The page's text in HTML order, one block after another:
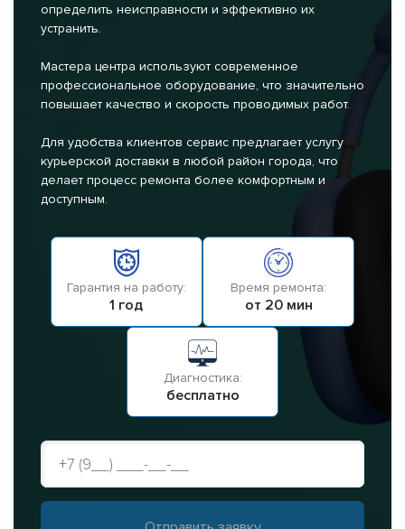
определить неисправности и эффективно их
устранить.
Мастера центра используют современное
профессиональное оборудование, что значительно
повышает качество и скорость проводимых работ.
Для удобства клиентов сервис предлагает услугу
курьерской доставки в любой район города, что
делает процесс ремонта более комфортным и
доступным.
Гарантия на работу:
1 год
Время ремонта:
от 20 мин
Диагностика:
бесплатно